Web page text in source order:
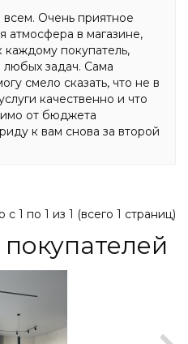
Очень приятное
атмосфера в магазине,
покупатель,
задач. Сама
смело сказать, что не в
качественно и что
от бюджета
к вам снова за второй
с 1 по 1 из 1 (всего 1 страниц)